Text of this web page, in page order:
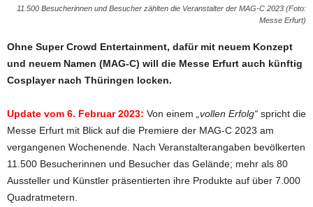
11.500 Besucherinnen und Besucher zählten die Veranstalter der MAG-C 2023 (Foto:
Messe Erfurt)
Ohne Super Crowd Entertainment, dafür mit neuem Konzept
und neuem Namen (MAG-C) will die Messe Erfurt auch künftig
Cosplayer nach Thüringen locken.
Update vom 6. Februar 2023: Von einem „vollen Erfolg“ spricht die
Messe Erfurt mit Blick auf die Premiere der MAG-C 2023 am
vergangenen Wochenende. Nach Veranstalterangaben bevölkerten
11.500 Besucherinnen und Besucher das Gelände; mehr als 80
Aussteller und Künstler präsentierten ihre Produkte auf über 7.000
Quadratmetern.